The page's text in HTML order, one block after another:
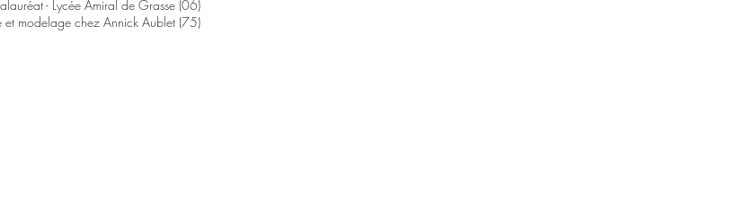
- Lycée Amiral de Grasse (06)
et modelage chez Annick Aublet (75)